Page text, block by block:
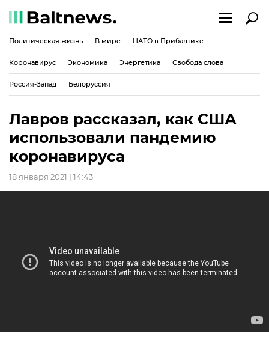
Политическая жизнь В мире НАТО в Прибалтике
Коронавирус Экономика Энергетика Свобода слова
Россия-Запад Белоруссия
Лавров рассказал, как США
использовали пандемию
коронавируса
18 января 2021 | 14:43